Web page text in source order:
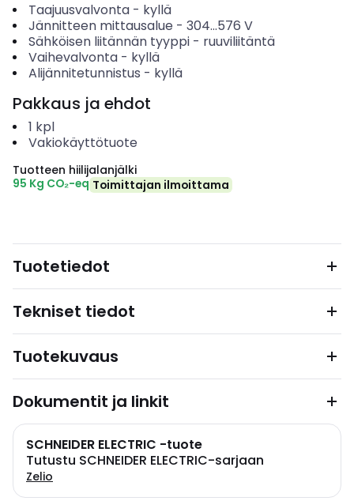
Taajuusvalvonta- kyllä
Jännitteen mittausalue - 304...576 V
Sähköisen liitännän tyyppi- ruuviliitäntä
Vaihevalvonta- kyllä
Alijännitetunnistus - kyllä
Pakkaus ja ehdot
1 kpl
Vakiokäyttötuote
Tuotteen hiilijalanjälki
95 Kg CO₂-eq Toimittajan ilmoittama
Tuotetiedot
Tekniset tiedot
Tuotekuvaus
Dokumentit ja linkit
SCHNEIDER ELECTRIC -tuote
Tutustu SCHNEIDER ELECTRIC-sarjaan
Zelio